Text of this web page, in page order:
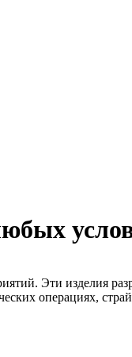
Эти изделия
операциях,